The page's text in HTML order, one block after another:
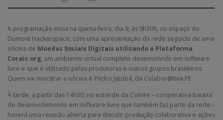
A programação inicia na quinta-feira, dia 9, às 9h30h, no espaço do
Dumont Hackerspace, com uma apresentação da rede seguido de uma
oficina de Moedas Sociais Digitais utilizando a Plataforma
Corais.org, um ambiente virtual completo desenvolvido em software
livre e que é utilizado pelas produtoras e outros grupos brasileiros.
Quem vai ministrar a oficina é Pedro Jatobá, da Colabor@tiva.PE.
À tarde, a partir das 14h30, no estande da Colivre – cooperativa baiana
de desenvolvimento em software livre que também faz parte da rede –
haverá uma reunião aberta para discutir produção colaborativa e ações